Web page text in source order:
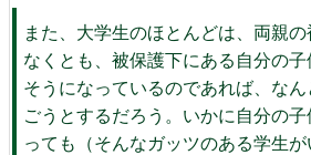
また、大学生のほとんどは、両親
なくとも、被保護下にある自分の
そうになっているのであれば、な
ごうとするだろう。いかに自分の
っても（そんなガッツのある学生